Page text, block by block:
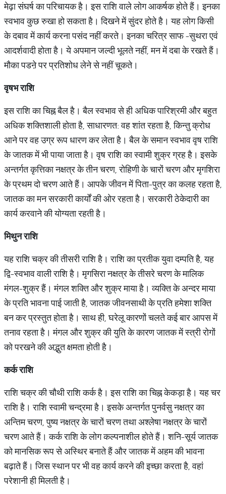
मेढ़ा संघर्ष का परिचायक है। इस राशि वाले लोग आकर्षक होते हैं। इनका
स्वभाव कुछ रुखा हो सकता है। दिखने में सुंदर होते है। यह लोग किसी
के दबाव में कार्य करना पसंद नहीं करते। इनका चरित्र साफ -सुथरा एवं
आदर्शवादी होता है। ये अपमान जल्दी भूलते नहीं, मन में दबा के रखते हैं।
मौका पडऩे पर प्रतिशोध लेने से नहीं चूकते।
वृषभराशि
इस राशि का चिह्न बैल है। बैल स्वभाव से ही अधिक पारिश्रमी और बहुत
अधिक शक्तिशाली होता है, साधारणत: वह शांत रहता है, किन्तु क्रोध
आने पर वह उग्र रूप धारण कर लेता है। बैल के समान स्वभाव वृष राशि
के जातक में भी पाया जाता है। वृष राशि का स्वामी शुक्र ग्रह है। इसके
अन्तर्गत कृत्तिका नक्षत्र के तीन चरण, रोहिणी के चारों चरण और मृगशिरा
के प्रथम दो चरण आते हैं। आपके जीवन में पिता-पुत्र का कलह रहता है,
जातक का मन सरकारी कार्यों की ओर रहता है। सरकारी ठेकेदारी का
कार्य करवाने की योग्यता रहती है।
मिथुनराशि
यह राशि चक्र की तीसरी राशि है। राशि का प्रतीक युवा दम्पति है, यह
द्वि-स्वभाव वाली राशि है। मृगसिरा नक्षत्र के तीसरे चरण के मालिक
मंगल-शुक्र हैं। मंगल शक्ति और शुक्र माया है। व्यक्ति के अन्दर माया
के प्रति भावना पाई जाती है, जातक जीवनसाथी के प्रति हमेशा शक्ति
बन कर प्रस्तुत होता है। साथ ही, घरेलू कारणों चलते कई बार आपस में
तनाव रहता है। मंगल और शुक्र की युति के कारण जातक में स्त्री रोगों
को परखने की अद्भुत क्षमता होती है।
कर्कराशि
राशि चक्र की चौथी राशि कर्क है। इस राशि का चिह्न केकड़ा है। यह चर
राशि है। राशि स्वामी चन्द्रमा है। इसके अन्तर्गत पुनर्वसु नक्षत्र का
अन्तिम चरण, पुष्य नक्षत्र के चारों चरण तथा अश्लेषा नक्षत्र के चारों
चरण आते हैं। कर्क राशि के लोग कल्पनाशील होते हैं। शनि-सूर्य जातक
को मानसिक रूप से अस्थिर बनाते हैं और जातक में अहम की भावना
बढ़ाते हैं। जिस स्थान पर भी वह कार्य करने की इच्छा करता है, वहां
परेशानी ही मिलती है।